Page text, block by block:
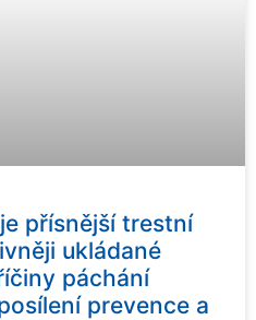
přísnější trestní
ukládané
páchání
prevence a